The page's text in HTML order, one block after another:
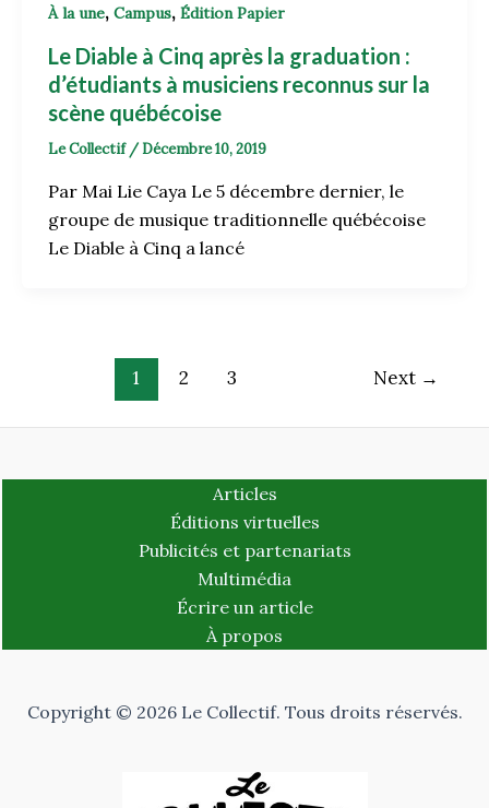
À la une, Campus, Édition Papier
Le Diable à Cinq après la graduation :
d’étudiants à musiciens reconnus sur la
scène québécoise
Le Collectif /Décembre 10, 2019
Par Mai Lie Caya Le 5 décembre dernier, le
groupe de musique traditionnelle québécoise
Le Diable à Cinq a lancé
1 2 3 Next →
Articles
Éditions virtuelles
Publicités et partenariats
Multimédia
Écrire un article
À propos
Copyright © 2026 Le Collectif. Tous droits réservés.